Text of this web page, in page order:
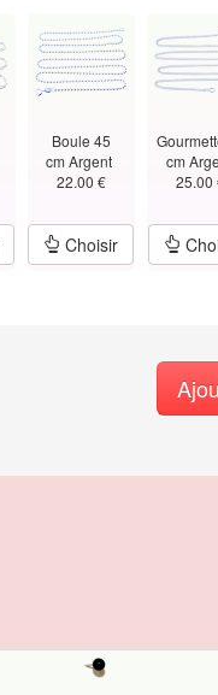
Boule 45
cm Argent
22.00 €
Choisir
cm
25.00